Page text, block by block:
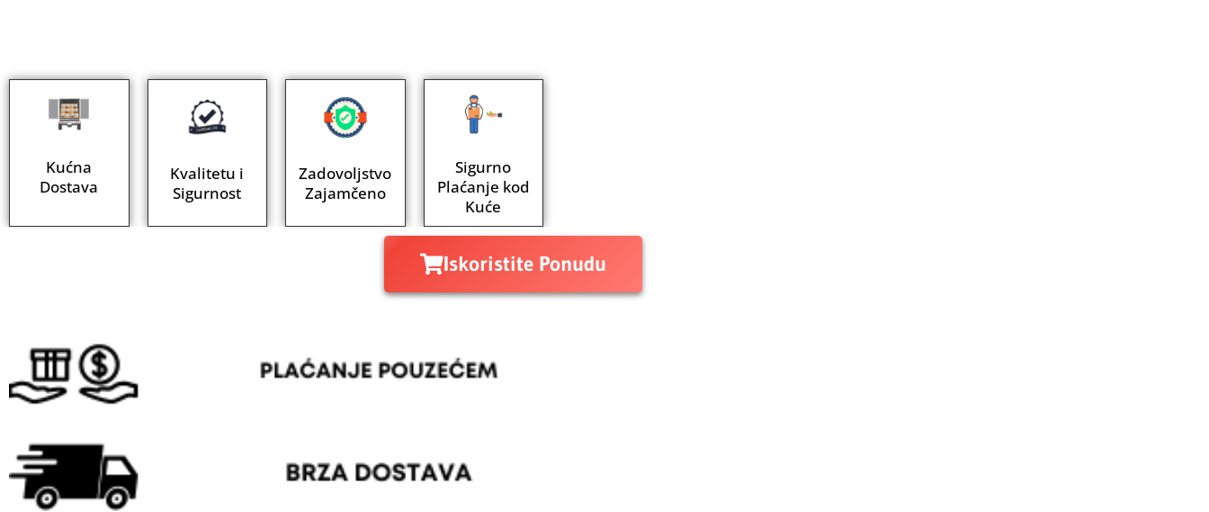
Kućna
Dostava
Kvalitetu i
Sigurnost
Zadovoljstvo
Zajamčeno
Sigurno
Plaćanje kod
Kuće
Iskoristite Ponudu